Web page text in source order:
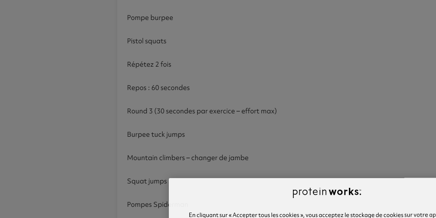
Pompe burpee
Pistol squats
Répétez 2 fois
Repos : 60 secondes
Round 3 (30 secondes par exercice – effort max)
Burpee tuck jumps
Mountain climbers – changer de jambe
Squat jumps
Pompes Spiderman
En cliquant sur « Accepter tous les cookies », vous acceptez le stockage de cookies sur votre